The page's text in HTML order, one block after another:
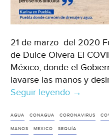
21 de marzo del 2020
de Dulce Olvera El
México, donde el
lavarse las manos y
Seguir leyendo En
52%
no
→
AGUA CONAGUA CORONAVIRUS
MANOS MEXICO SEQUÍA